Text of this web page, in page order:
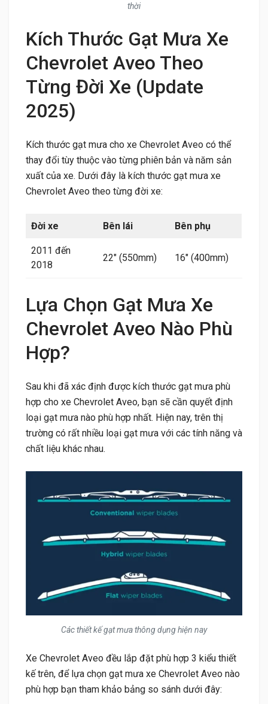
thời
Kích Thước Gạt Mưa Xe
Chevrolet Aveo Theo
Từng Đời Xe (Update
2025)
Kích thước gạt mưa cho xe Chevrolet Aveo có thể
thay đổi tùy thuộc vào từng phiên bản và năm sản
xuất của xe. Dưới đây là kích thước gạt mưa xe
Chevrolet Aveo theo từng đời xe:
Đời xe Bên lái Bên phụ
2011 đến
2018
22″ (550mm) 16″ (400mm)
Lựa Chọn Gạt Mưa Xe
Chevrolet Aveo Nào Phù
Hợp?
Sau khi đã xác định được kích thước gạt mưa phù
hợp cho xe Chevrolet Aveo, bạn sẽ cần quyết định
loại gạt mưa nào phù hợp nhất. Hiện nay, trên thị
trường có rất nhiều loại gạt mưa với các tính năng và
chất liệu khác nhau.
Các thiết kế gạt mưa thông dụng hiện nay
Xe Chevrolet Aveo đều lắp đặt phù hợp 3 kiểu thiết
kế trên, để lựa chọn gạt mưa xe Chevrolet Aveo nào
phù hợp bạn tham khảo bảng so sánh dưới đây: